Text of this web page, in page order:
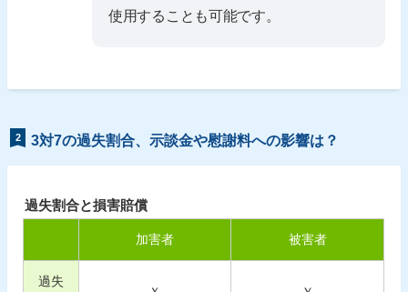
使用することも可能です。
2 3対7の過失割合、示談金や慰謝料への影響は？
過失割合と損害賠償
加害者 被害者
過失